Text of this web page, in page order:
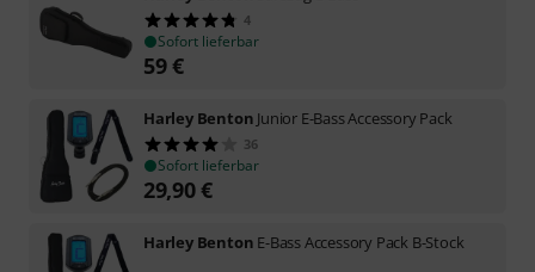
4
Sofort lieferbar
59€
Harley Benton Junior E-Bass Accessory Pack
36
Sofort lieferbar
29,90€
Harley Benton E-Bass Accessory Pack B-Stock